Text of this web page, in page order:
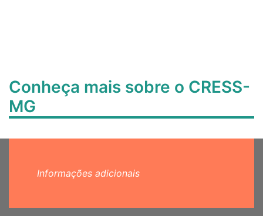
Conheça mais sobre o CRESS-
MG
Informações adicionais